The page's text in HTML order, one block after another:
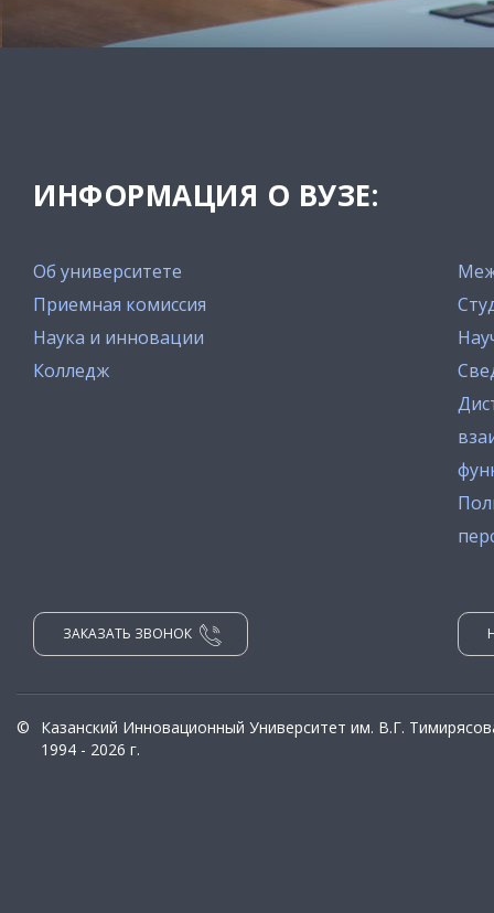
ИНФОРМАЦИЯ О ВУЗЕ:
Об университете
Приемная комиссия
Наука и инновации
Колледж
ЗАКАЗАТЬ ЗВОНОК
©
Казанский Инновационный Университет им. В.Г.
1994 - 2026 г.